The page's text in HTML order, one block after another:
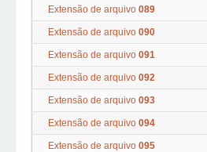
Extensão de arquivo 089
Extensão de arquivo 090
Extensão de arquivo 091
Extensão de arquivo 092
Extensão de arquivo 093
Extensão de arquivo 094
Extensão de arquivo 095